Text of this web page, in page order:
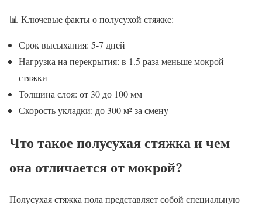
📊 Ключевые факты о полусухой стяжке:
Срок высыхания: 5-7 дней
Нагрузка на перекрытия: в 1.5 раза меньше мокрой
стяжки
Толщина слоя: от 30 до 100 мм
Скорость укладки: до 300 м² за смену
Что такое полусухая стяжка и чем
она отличается от мокрой?
Полусухая стяжка пола представляет собой специальную